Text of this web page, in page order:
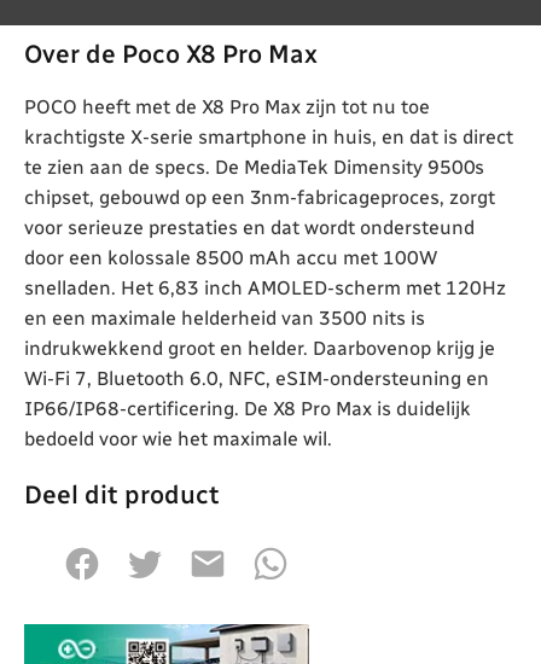
Over de Poco X8 Pro Max
POCO heeft met de X8 Pro Max zijn tot nu toe
krachtigste X-serie smartphone in huis, en dat is direct
te zien aan de specs. De MediaTek Dimensity 9500s
chipset, gebouwd op een 3nm-fabricageproces, zorgt
voor serieuze prestaties en dat wordt ondersteund
door een kolossale 8500 mAh accu met 100W
snelladen. Het 6,83 inch AMOLED-scherm met 120Hz
en een maximale helderheid van 3500 nits is
indrukwekkend groot en helder. Daarbovenop krijg je
Wi-Fi 7, Bluetooth 6.0, NFC, eSIM-ondersteuning en
IP66/IP68-certificering. De X8 Pro Max is duidelijk
bedoeld voor wie het maximale wil.
Deel dit product